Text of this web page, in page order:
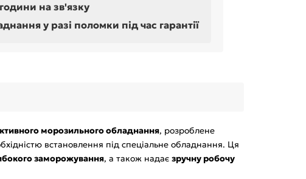
на зв'язку
у разі поломки під час гарантії
морозильного обладнання, розроблене
встановлення під спеціальне обладнання. Ця
заморожування, а також надає зручну робочу